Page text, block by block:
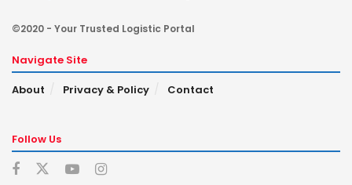
©2020 - Your Trusted Logistic Portal
Navigate Site
About
Privacy & Policy Contact
Follow Us